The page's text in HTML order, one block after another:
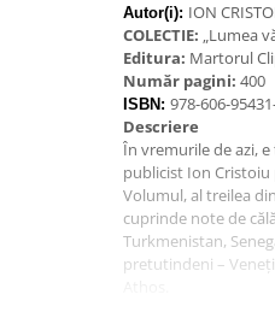
Autor(i): ION
COLECTIE: „Lumea
Editura: Martorul
Număr pagini: 400
ISBN: 978-606-
Descriere
În vremurile de azi,
publicist Ion Cristoiu
Volumul, al treilea
cuprinde note de
Turkmenistan,
pretutindeni –